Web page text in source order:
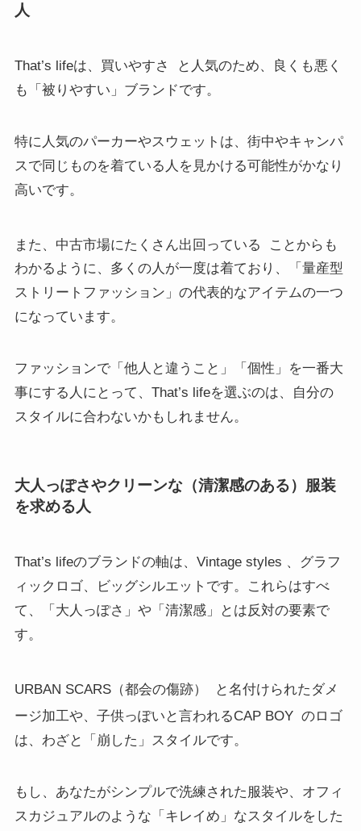
人
That’s lifeは、買いやすさ
と人気のため、良くも悪く
も「被りやすい」ブランドです。
特に人気のパーカーやスウェットは、街中やキャンパ
スで同じものを着ている人を見かける可能性がかなり
高いです。
また、中古市場にたくさん出回っている
ことからも
わかるように、多くの人が一度は着ており、「量産型
ストリートファッション」の代表的なアイテムの一つ
になっています。
ファッションで「他人と違うこと」「個性」を一番大
事にする人にとって、That’s lifeを選ぶのは、自分の
スタイルに合わないかもしれません。
大人っぽさやクリーンな（清潔感のある）服装
を求める人
That’s lifeのブランドの軸は、Vintage styles 、グラフ
ィックロゴ、ビッグシルエットです。これらはすべ
て、「大人っぽさ」や「清潔感」とは反対の要素で
す。
URBAN SCARS（都会の傷跡）
と名付けられたダメ
ージ加工や、子供っぽいと言われるCAP BOY のロゴ
は、わざと「崩した」スタイルです。
もし、あなたがシンプルで洗練された服装や、オフィ
スカジュアルのような「キレイめ」なスタイルをした